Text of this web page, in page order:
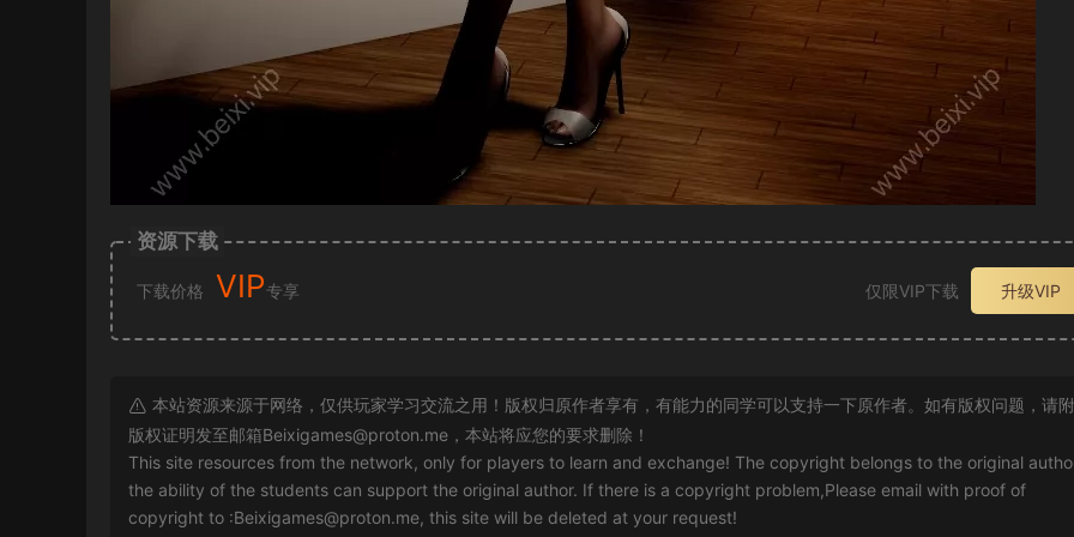
资源下载
下载价格 VIP专享 仅限VIP下载 升级VIP
本站资源来源于网络，仅供玩家学习交流之用！版权归原作者享有，有能力的同学可以支持一下原作者。如有版权问题，请
版权证明发至邮箱Beixigames@proton.me ，本站将应您的要求删除！
This site resources from the network, only for players to learn and exchange! The copyright belongs to the original
the ability of the students can support the original author. If there is a copyright problem,Please email with proof of
copyright to :Beixigames@proton.me, this site will be deleted at your request!